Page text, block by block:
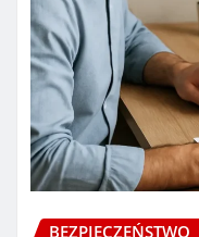
BEZPIECZEŃSTWO